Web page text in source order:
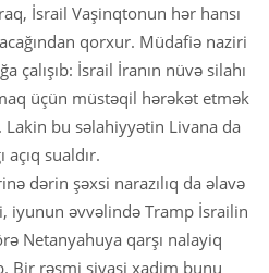
İsrail Vaşinqtonun hər hansı
qorxur. Müdafiə naziri
çalışıb: İsrail İranın nüvə silahı
üçün müstəqil hərəkət etmək
bu səlahiyyətin Livana da
sualdır.
dərin şəxsi narazılıq da əlavə
iyunun əvvəlində Tramp İsrailin
Netanyahuya qarşı nalayiq
Bir rəsmi siyasi xadim bunu